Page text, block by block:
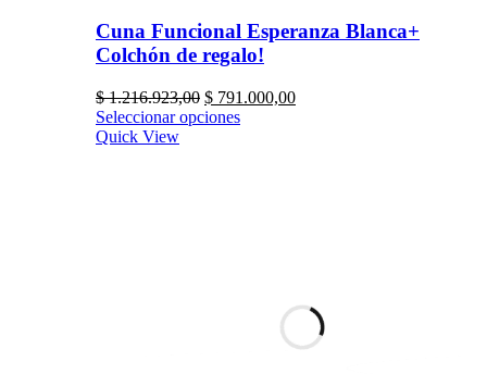
Cuna Funcional Esperanza Blanca+
Colchón de regalo!
$1.216.923,00 $ 791.000,00
Seleccionar opciones
Quick View